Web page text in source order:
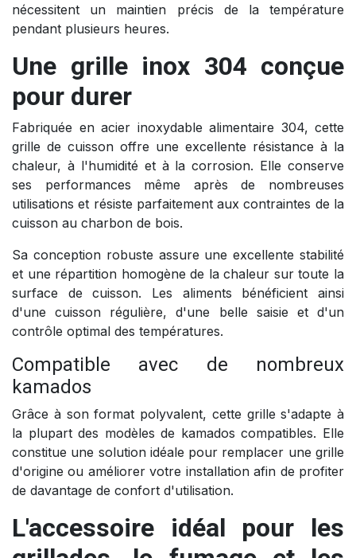
nécessitent un maintien précis de la température
pendant plusieurs heures.
Une grille inox 304 conçue
pour durer
Fabriquée en acier inoxydable alimentaire 304, cette
grille de cuisson offre une excellente résistance à la
chaleur, à l'humidité et à la corrosion. Elle conserve
ses performances même après de nombreuses
utilisations et résiste parfaitement aux contraintes de la
cuisson au charbon de bois.
Sa conception robuste assure une excellente stabilité
et une répartition homogène de la chaleur sur toute la
surface de cuisson. Les aliments bénéficient ainsi
d'une cuisson régulière, d'une belle saisie et d'un
contrôle optimal des températures.
Compatible avec de nombreux
kamados
Grâce à son format polyvalent, cette grille s'adapte à
la plupart des modèles de kamados compatibles. Elle
constitue une solution idéale pour remplacer une grille
d'origine ou améliorer votre installation afin de profiter
de davantage de confort d'utilisation.
L'accessoire idéal pour les